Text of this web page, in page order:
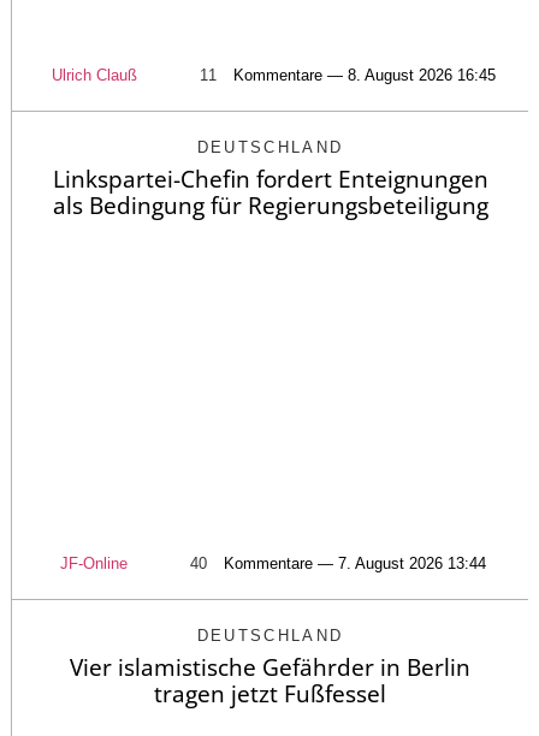
Ulrich Clauß 11 Kommentare — 8. August 2026 16:45
DEUTSCHLAND
Linkspartei-Chefin fordert Enteignungen
als Bedingung für Regierungsbeteiligung
JF-Online 40 Kommentare — 7. August 2026 13:44
DEUTSCHLAND
Vier islamistische Gefährder in Berlin
tragen jetzt Fußfessel